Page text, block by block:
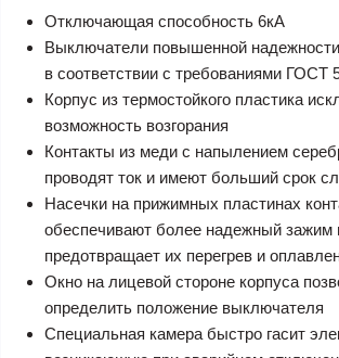
Отключающая способность 6кА
Выключатели повышенной
в соответствии с требованиями ГОСТ
Корпус из термостойкого пластика
возможность возгорания
Контакты из меди с напылением
проводят ток и имеют больший срок
Насечки на прижимных пластинах
обеспечивают более надежный зажим
предотвращает их перегрев и
Окно на лицевой стороне корпуса
определить положение выключателя
Специальная камера быстро гасит